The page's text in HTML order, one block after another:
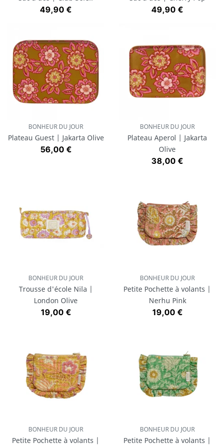
Prix
49,90 € Prix
49,90 €
BONHEUR DU JOUR
Plateau Guest | Jakarta Olive
Prix
56,00 €
BONHEUR DU JOUR
Plateau Aperol | Jakarta
Olive
Prix
38,00 €
BONHEUR DU JOUR
Trousse d'école Nila |
London Olive
Prix
19,00 €
BONHEUR DU JOUR
Petite Pochette à volants |
Nerhu Pink
Prix
19,00 €
BONHEUR DU JOUR
Petite Pochette à volants |
BONHEUR DU JOUR
Petite Pochette à volants |